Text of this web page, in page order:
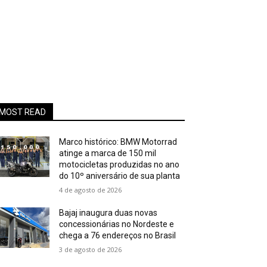
MOST READ
Marco histórico: BMW Motorrad
atinge a marca de 150 mil
motocicletas produzidas no ano
do 10º aniversário de sua planta
4 de agosto de 2026
Bajaj inaugura duas novas
concessionárias no Nordeste e
chega a 76 endereços no Brasil
3 de agosto de 2026